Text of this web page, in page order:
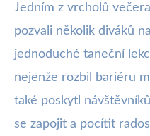
Jedním z vrcholů
pozvali několik diváků
jednoduché taneční
nejenže rozbil bariéru
také poskytl
se zapojit a pocítit